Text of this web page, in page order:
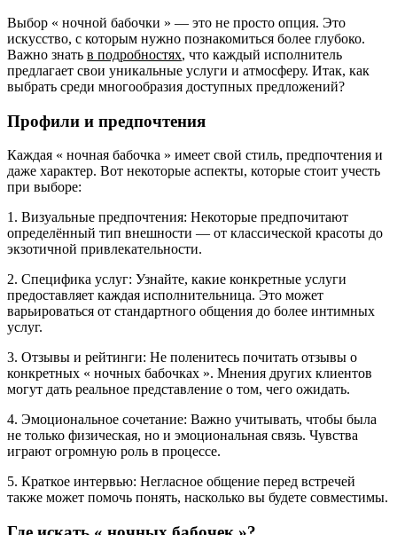
Выбор « ночной бабочки » — это не просто опция. Это
искусство, с которым нужно познакомиться более глубоко.
Важно знать в подробностях, что каждый исполнитель
предлагает свои уникальные услуги и атмосферу. Итак, как
выбрать среди многообразия доступных предложений?
Профили и предпочтения
Каждая « ночная бабочка » имеет свой стиль, предпочтения и
даже характер. Вот некоторые аспекты, которые стоит учесть
при выборе:
1. Визуальные предпочтения: Некоторые предпочитают
определённый тип внешности — от классической красоты до
экзотичной привлекательности.
2. Специфика услуг: Узнайте, какие конкретные услуги
предоставляет каждая исполнительница. Это может
варьироваться от стандартного общения до более интимных
услуг.
3. Отзывы и рейтинги: Не поленитесь почитать отзывы о
конкретных « ночных бабочках ». Мнения других клиентов
могут дать реальное представление о том, чего ожидать.
4. Эмоциональное сочетание: Важно учитывать, чтобы была
не только физическая, но и эмоциональная связь. Чувства
играют огромную роль в процессе.
5. Краткое интервью: Негласное общение перед встречей
также может помочь понять, насколько вы будете совместимы.